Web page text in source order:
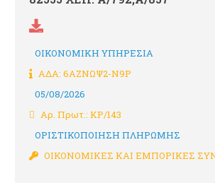
ΟΙΚΟΝΟΜΙΚΗ ΥΠΗΡΕΣΙΑ
ΑΔΑ: 6ΑΖΝΩΨ2-Ν9Ρ
05/08/2026
Αρ. Πρωτ.: ΚΡ/143
ΟΡΙΣΤΙΚΟΠΟΙΗΣΗ ΠΛΗΡΩΜΗΣ
ΟΙΚΟΝΟΜΙΚΕΣ ΚΑΙ ΕΜΠΟΡΙΚΕΣ